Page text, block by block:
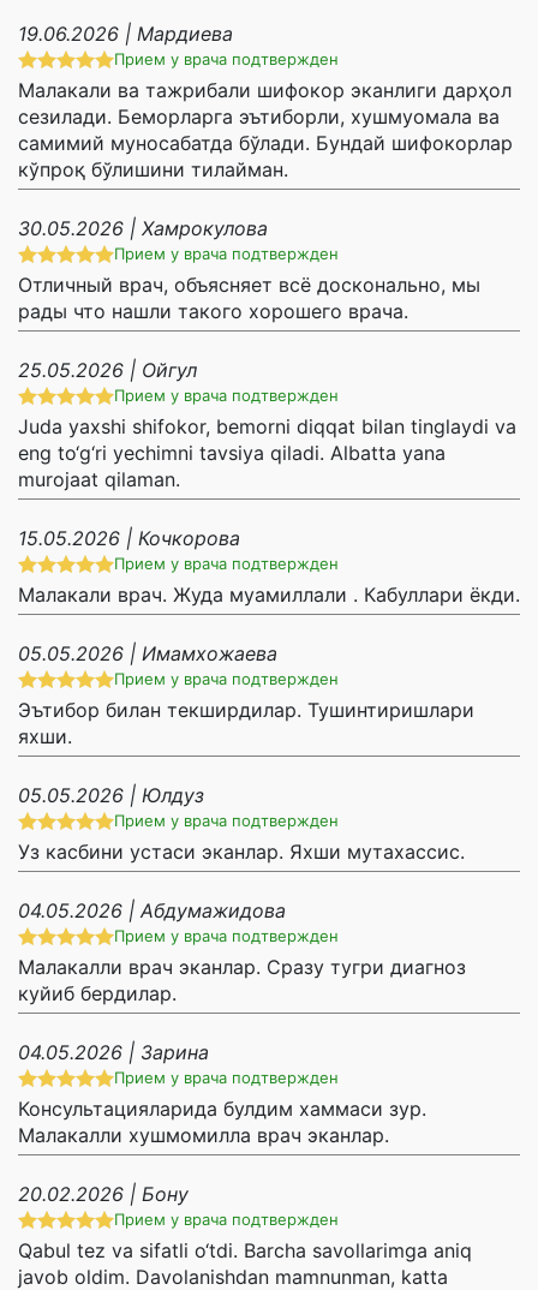
19.06.2026 | Мардиева
Прием у врача подтвержден
Малакали ва тажрибали шифокор эканлиги дарҳол
сезилади. Беморларга эътиборли, хушмуомала ва
самимий муносабатда бўлади. Бундай шифокорлар
кўпроқ бўлишини тилайман.
30.05.2026 | Хамрокулова
Прием у врача подтвержден
Отличный врач, объясняет всё досконально, мы
рады что нашли такого хорошего врача.
25.05.2026 | Ойгул
Прием у врача подтвержден
Juda yaxshi shifokor, bemorni diqqat bilan tinglaydi va
eng to‘g‘ri yechimni tavsiya qiladi. Albatta yana
murojaat qilaman.
15.05.2026 | Кочкорова
Прием у врача подтвержден
Малакали врач. Жуда муамиллали . Кабуллари ёкди.
05.05.2026 | Имамхожаева
Прием у врача подтвержден
Эътибор билан текширдилар. Тушинтиришлари
яхши.
05.05.2026 | Юлдуз
Прием у врача подтвержден
Уз касбини устаси эканлар. Яхши мутахассис.
04.05.2026 | Абдумажидова
Прием у врача подтвержден
Малакалли врач эканлар. Сразу тугри диагноз
куйиб бердилар.
04.05.2026 | Зарина
Прием у врача подтвержден
Консультацияларида булдим хаммаси зур.
Малакалли хушмомилла врач эканлар.
20.02.2026 | Бону
Прием у врача подтвержден
Qabul tez va sifatli o‘tdi. Barcha savollarimga aniq
javob oldim. Davolanishdan mamnunman, katta